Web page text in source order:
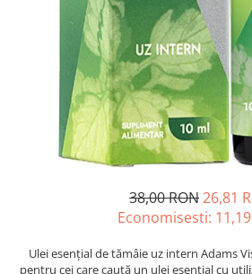
Par si unghii
Probiotice si prebiotice
Sanatate urinara
Sistemul respirator
Slabire si control greutate
Somn stres si anxietate
Supliment Calciu
Balsam masca si tratament
Produse cu SPF Pentru Fata
Repelenti insecte
38,00 RON26,81
Economisesti: 11,19
Ulei esențial de tămâie uz intern Adams
pentru cei care caută un ulei esențial cu